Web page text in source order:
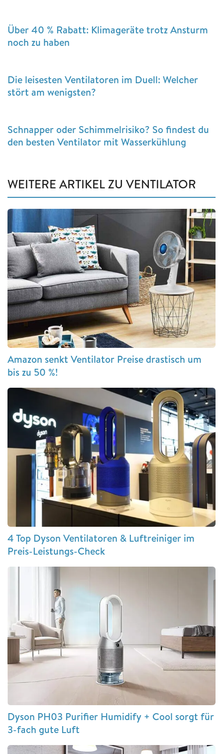
Über 40 % Rabatt: Klimageräte trotz Ansturm
noch zu haben
Die leisesten Ventilatoren im Duell: Welcher
stört am wenigsten?
Schnapper oder Schimmelrisiko? So findest du
den besten Ventilator mit Wasserkühlung
WEITERE ARTIKEL ZU VENTILATOR
Amazon senkt Ventilator Preise drastisch um
bis zu 50 %!
4 Top Dyson Ventilatoren & Luftreiniger im
Preis-Leistungs-Check
Dyson PH03 Purifier Humidify + Cool sorgt für
3-fach gute Luft